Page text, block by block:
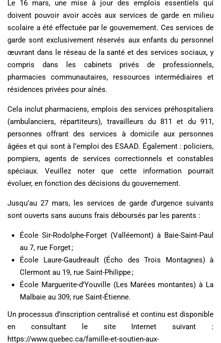
Le 16 mars, une mise à jour des emplois essentiels qui
doivent pouvoir avoir accès aux services de garde en milieu
scolaire a été effectuée par le gouvernement. Ces services de
garde sont exclusivement réservés aux enfants du personnel
œuvrant dans le réseau de la santé et des services sociaux, y
compris dans les cabinets privés de professionnels,
pharmacies communautaires, ressources intermédiaires et
résidences privées pour aînés.
Cela inclut pharmaciens, emplois des services préhospitaliers
(ambulanciers, répartiteurs), travailleurs du 811 et du 911,
personnes offrant des services à domicile aux personnes
âgées et qui sont à l’emploi des ESAAD. Également : policiers,
pompiers, agents de services correctionnels et constables
spéciaux. Veuillez noter que cette information pourrait
évoluer, en fonction des décisions du gouvernement.
Jusqu’au 27 mars, les services de garde d’urgence suivants
sont ouverts sans aucuns frais déboursés par les parents :
École Sir-Rodolphe-Forget (Valléemont) à Baie-Saint-Paul
au 7, rue Forget ;
École Laure-Gaudreault (Écho des Trois Montagnes) à
Clermont au 19, rue Saint-Philippe ;
École Marguerite-d’Youville (Les Marées montantes) à La
Malbaie au 309, rue Saint-Étienne.
Un processus d’inscription centralisé et continu est disponible
en consultant le site Internet suivant :
https://www.quebec.ca/famille-et-soutien-aux-